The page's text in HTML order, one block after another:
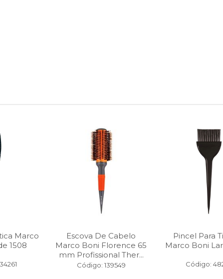
Marco
1508
Escova De Cabelo
Marco Boni Florence 65
mm Profissional Ther...
Código: 139549
Pincel Para
Marco Boni
Código: